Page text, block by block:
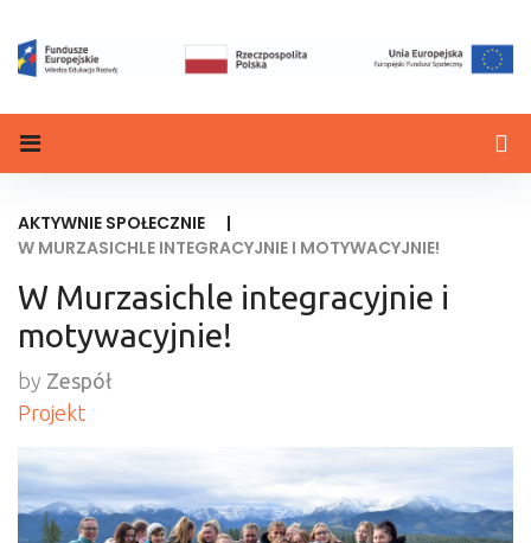
AKTYWNIE SPOŁECZNIE
|
W MURZASICHLE INTEGRACYJNIE I MOTYWACYJNIE!
W Murzasichle integracyjnie i
motywacyjnie!
by Zespół
Projekt